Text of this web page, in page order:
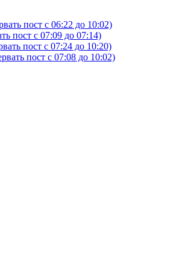
пост с 06:22 до 10:02)
пост с 07:09 до 07:14)
пост с 07:24 до 10:20)
пост с 07:08 до 10:02)